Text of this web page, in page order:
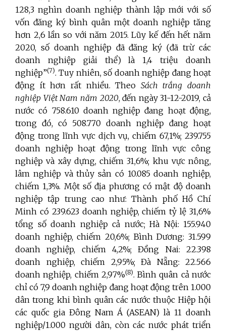
128,3 nghìn doanh nghiệp thành lập mới với số
vốn đăng ký bình quân một doanh nghiệp tăng
hơn 2,6 lần so với năm 2015. Lũy kế đến hết năm
2020, số doanh nghiệp đã đăng ký (đã trừ các
doanh nghiệp giải thể) là 1,4 triệu doanh
nghiệp”(7). Tuy nhiên, số doanh nghiệp đang hoạt
động ít hơn rất nhiều. Theo Sách trắng doanh
nghiệp Việt Nam năm 2020, đến ngày 31-12-2019, cả
nước có 758.610 doanh nghiệp đang hoạt động,
trong đó, có 508.770 doanh nghiệp đang hoạt
động trong lĩnh vực dịch vụ, chiếm 67,1%; 239.755
doanh nghiệp hoạt động trong lĩnh vực công
nghiệp và xây dựng, chiếm 31,6%; khu vực nông,
lâm nghiệp và thủy sản có 10.085 doanh nghiệp,
chiếm 1,3%. Một số địa phương có mật độ doanh
nghiệp tập trung cao như: Thành phố Hồ Chí
Minh có 239.623 doanh nghiệp, chiếm tỷ lệ 31,6%
tổng số doanh nghiệp cả nước; Hà Nội: 155.940
doanh nghiệp, chiếm 20,6%; Bình Dương: 31.599
doanh nghiệp, chiếm 4,2%; Đồng Nai: 22.398
doanh nghiệp, chiếm 2,95%; Đà Nẵng: 22.566
doanh nghiệp, chiếm 2,97%(8). Bình quân cả nước
chỉ có 7,9 doanh nghiệp đang hoạt động trên 1.000
dân trong khi bình quân các nước thuộc Hiệp hội
các quốc gia Đông Nam Á (ASEAN) là 11 doanh
nghiệp/1.000 người dân, còn các nước phát triển